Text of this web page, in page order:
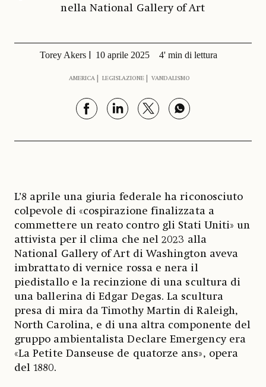
nella National Gallery of Art
Torey Akers 10 aprile 2025 4' min di lettura
AMERICA LEGISLAZIONE VANDALISMO
L’8 aprile una giuria federale ha riconosciuto
colpevole di «cospirazione finalizzata a
commettere un reato contro gli Stati Uniti» un
attivista per il clima che nel 2023 alla
National Gallery of Art di Washington aveva
imbrattato di vernice rossa e nera il
piedistallo e la recinzione di una scultura di
una ballerina di Edgar Degas. La scultura
presa di mira da Timothy Martin di Raleigh,
North Carolina, e di una altra componente del
gruppo ambientalista Declare Emergency era
«La Petite Danseuse de quatorze ans», opera
del 1880.